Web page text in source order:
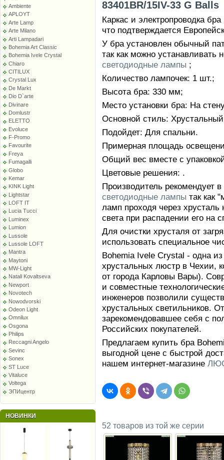
Ambiente
APLOYT
Arte Lamp
Arte Milano
Arti Lampadari
Bohemia Art Classic
Bohemia Ivele Crystal
Chiaro
CITILUX
Crystal Lux
De Markt
Dio D`arte
Divinare
Domlustr
ELETTO
Evoluce
F-Promo
Favourite
Freya
Fumagalli
Globo
Kemar
KINK Light
Lightstar
LOFT IT
Lucia Tucci
Luminex
Lumion
Lussole
Lussole LOFT
Mantra
Maytoni
MW-Light
Natali Kovaltseva
Newport
Novotech
Nowodvorski
Odeon Light
Omnilux
Osgona
Philips
Reccagni Angelo
Sevinc
Sonex
ST Luce
Vitaluce
Voltega
ЭПИцентр
НОВИНКИ
83401BR/15IV-33 G Balls
Каркас и электропроводка
что подтверждается
У бра установлен обычный
так как можно устанавливать
светодиодные лампы ;
Количество лампочек: 1 шт.;
Высота бра: 330 мм;
Место установки бра: На
Основной стиль:
Подойдет: Для спальни.
Примерная площадь
Общий вес вместе с
Цветовые решения: .
Производитель рекомендует
светодиодные лампы так как
ламп проходя через хрусталь
света при распадении его на
Для очистки хрусталя от
использовать специальное
Bohemia Ivele Crystal - одна
хрустальных люстр в Чехии,
от города Карловы Вары).
и совместные
инженеров позволили
хрустальных светильников.
зарекомендовавшее себя с
Российских покупателей.
Предлагаем купить бра
выгодной цене с быстрой
нашем интернет-магазине
52 товаров из той же серии